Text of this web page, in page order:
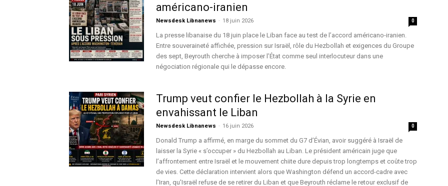
américano-iranien
Newsdesk Libnanews - 18 juin 2026 0
La presse libanaise du 18 juin place le Liban face au test de l’accord américano-iranien.
Entre souveraineté affichée, pression sur Israël, rôle du Hezbollah et exigences du Groupe
des sept, Beyrouth cherche à imposer l’État comme seul interlocuteur dans une
négociation régionale qui le dépasse encore.
Trump veut confier le Hezbollah à la Syrie en
envahissant le Liban
Newsdesk Libnanews - 16 juin 2026 0
Donald Trump a affirmé, en marge du sommet du G7 d’Évian, avoir suggéré à Israël de
laisser la Syrie « s’occuper » du Hezbollah au Liban. Le président américain juge que
l’affrontement entre Israël et le mouvement chiite dure depuis trop longtemps et coûte trop
de vies. Cette déclaration intervient alors que Washington défend un accord-cadre avec
l’Iran, qu’Israël refuse de se retirer du Liban et que Beyrouth réclame le retour exclusif de